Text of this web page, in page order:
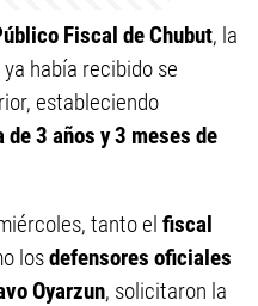
Fiscal de Chubut, la
había recibido se
estableciendo
de 3 años y 3 meses de
tanto el fiscal
losdefensores oficiales
Oyarzun, solicitaron la